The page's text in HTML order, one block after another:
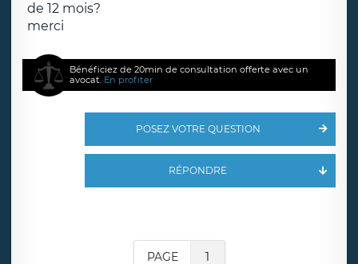
de 12 mois?
merci
Bénéficiez de 20min de consultation offerte avec un
avocat. En profiter
POSEZ VOTRE QUESTION
RÉPONDRE
PAGE 1